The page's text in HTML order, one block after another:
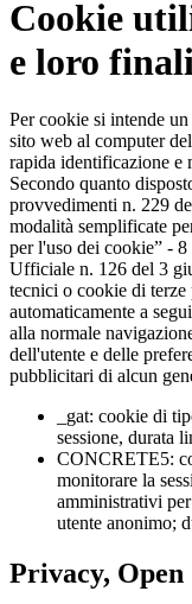
Cookie
e loro
Per cookie si intende
sito web al computer
rapida identificazione e
Secondo quanto
provvedimenti n. 229
modalità semplificate
per l'uso dei cookie” -
Ufficiale n. 126 del 3
tecnici o cookie di
automaticamente a
alla normale
dell'utente e delle
pubblicitari di alcun
_gat: cookie di
sessione, durata
CONCRETE5:
monitorare la
amministrativi
utente anonimo;
Privacy,